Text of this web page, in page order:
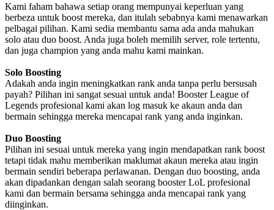
Kami faham bahawa setiap orang mempunyai keperluan yang
berbeza untuk boost mereka, dan itulah sebabnya kami menawarkan
pelbagai pilihan. Kami sedia membantu sama ada anda mahukan
solo atau duo boost. Anda juga boleh memilih server, role tertentu,
dan juga champion yang anda mahu kami mainkan.
Solo Boosting
Adakah anda ingin meningkatkan rank anda tanpa perlu bersusah
payah? Pilihan ini sangat sesuai untuk anda! Booster League of
Legends profesional kami akan log masuk ke akaun anda dan
bermain sehingga mereka mencapai rank yang anda inginkan.
Duo Boosting
Pilihan ini sesuai untuk mereka yang ingin mendapatkan rank boost
tetapi tidak mahu memberikan maklumat akaun mereka atau ingin
bermain sendiri beberapa perlawanan. Dengan duo boosting, anda
akan dipadankan dengan salah seorang booster LoL profesional
kami dan bermain bersama sehingga anda mencapai rank yang
diinginkan.